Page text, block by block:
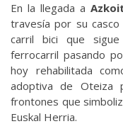
En la llegada a
travesía por su
carril bici que
ferrocarril pasando
hoy rehabilitada
adoptiva de Oteiza
frontones que
Euskal Herria.